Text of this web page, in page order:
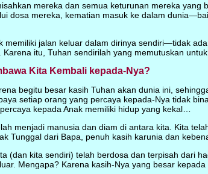
mereka dan semua keturunan mereka yang
dosa mereka, kematian masuk ke dalam
memiliki jalan keluar dalam dirinya sendiri—tidak
itu, Tuhan sendirilah yang memutuskan
Kita Kembali kepada-Nya?
begitu besar kasih Tuhan akan dunia ini,
setiap orang yang percaya kepada-Nya tidak
kepada Anak memiliki hidup yang kekal…
menjadi manusia dan diam di antara kita. Kita
Tunggal dari Bapa, penuh kasih karunia dan
(dan kita sendiri) telah berdosa dan terpisah dari
Mengapa? Karena kasih-Nya yang besar kepada